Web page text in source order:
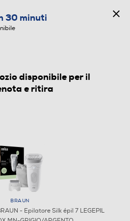
30 minuti
disponibile per il
e ritira
BRAUN
- Epilatore Silk épil 7 LEGEPIL